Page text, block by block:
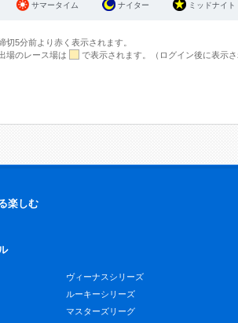
サマータイム ナイター ミッドナイト
切5分前より赤く表示されます。
場のレース場は
で表示されます。（ログイン後に表示
楽しむ
ヴィーナスシリーズ
ルーキーシリーズ
マスターズリーグ